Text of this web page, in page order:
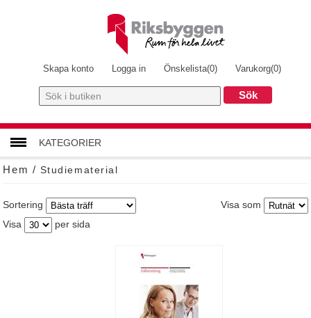
Skapa konto Logga in Önskelista(0) Varukorg(0)
KATEGORIER
FLAGGOR & SKYLTAR
STUDIEMATERIAL
Hem / Studiematerial
Visa som
Sortering
Visa
per sida